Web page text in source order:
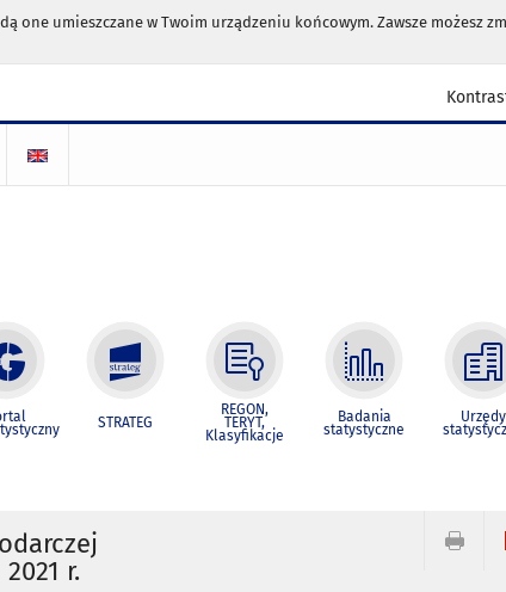
one umieszczane w Twoim urządzeniu końcowym. Zawsze możesz
STRATEG
REGON,
TERYT,
Klasyfikacje
Badania
statystyczne
Urzędy
r.